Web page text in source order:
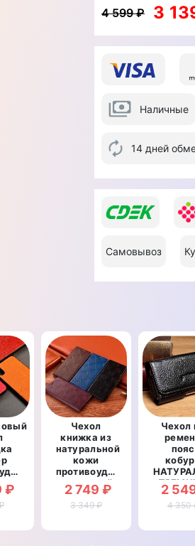
Наличные
14 дней
Самовывоз
3
4 599 ₽
из
₽
Чехол
книжка из
натуральной
кожи
противоударный
магнитный
для
Samsung
S908
2 749 ₽
3 349 ₽
Чехол
пояс
КОЖА
S22
2
4 350